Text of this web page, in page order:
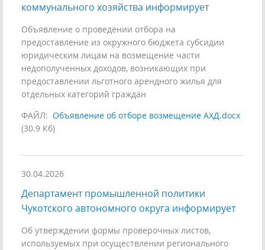
коммунального хозяйства информирует
Объявление о проведении отбора на
предоставление из окружного бюджета субсидии
юридическим лицам на возмещение части
недополученных доходов, возникающих при
предоставлении льготного арендного жилья для
отдельных категорий граждан
ФАЙЛ: Объявление об отборе возмещение АХД.docx
(30.9 Кб)
30.04.2026
Департамент промышленной политики
Чукотского автономного округа информирует
Об утверждении формы проверочных листов,
используемых при осуществлении регионального